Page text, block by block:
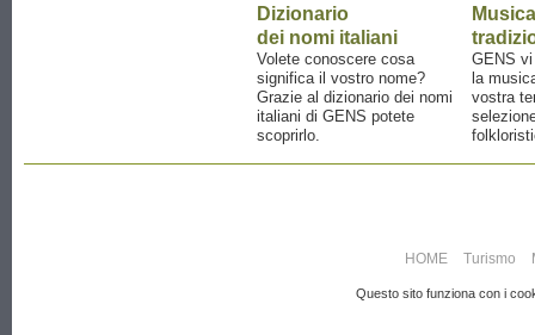
Dizionario
dei nomi italiani
Volete conoscere cosa
significa il vostro nome?
Grazie al dizionario dei nomi
italiani di GENS potete
scoprirlo.
Musica
GENS
la
vostra
HOME Turismo
Questo sito funziona con i